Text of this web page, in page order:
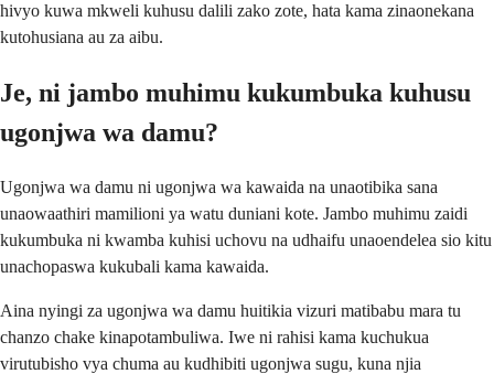
hivyo kuwa mkweli kuhusu dalili zako zote, hata kama zinaonekana
kutohusiana au za aibu.
Je, ni jambo muhimu kukumbuka kuhusu
ugonjwa wa damu?
Ugonjwa wa damu ni ugonjwa wa kawaida na unaotibika sana
unaowaathiri mamilioni ya watu duniani kote. Jambo muhimu zaidi
kukumbuka ni kwamba kuhisi uchovu na udhaifu unaoendelea sio kitu
unachopaswa kukubali kama kawaida.
Aina nyingi za ugonjwa wa damu huitikia vizuri matibabu mara tu
chanzo chake kinapotambuliwa. Iwe ni rahisi kama kuchukua
virutubisho vya chuma au kudhibiti ugonjwa sugu, kuna njia